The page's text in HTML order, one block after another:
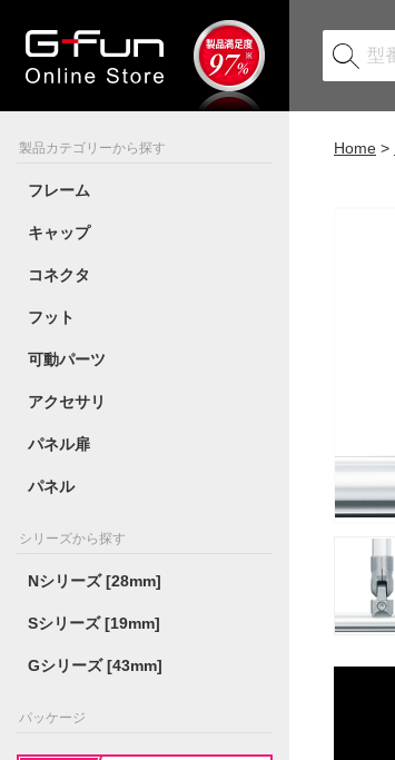
製品カテゴリーから探す
フレーム
キャップ
コネクタ
フット
可動パーツ
アクセサリ
パネル扉
パネル
シリーズから探す
Nシリーズ [28mm]
Sシリーズ [19mm]
Gシリーズ [43mm]
パッケージ
Home